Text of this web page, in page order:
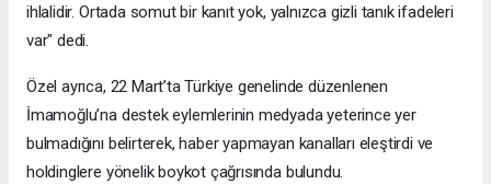
ihlalidir. Ortada somut bir kanıt yok, yalnızca gizli tanık ifadeleri
var" dedi.
Özel ayrıca, 22 Mart’ta Türkiye genelinde düzenlenen
İmamoğlu’na destek eylemlerinin medyada yeterince yer
bulmadığını belirterek, haber yapmayan kanalları eleştirdi ve
holdinglere yönelik boykot çağrısında bulundu.